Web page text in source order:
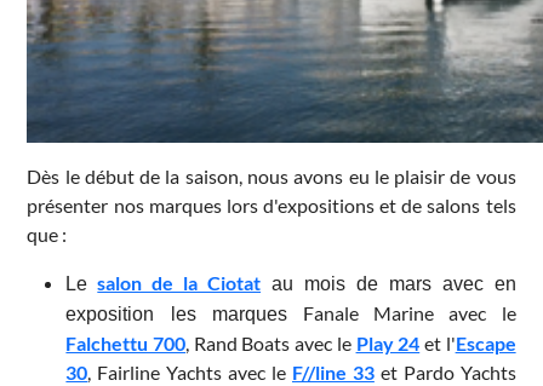
Dès le début de la saison, nous avons eu le plaisir de vous
présenter nos marques lors d'expositions et de salons tels
que :
Le salon de la Ciotat au mois de mars avec en
exposition les marques Fanale Marine avec le
Falchettu 700, Rand Boats avec le Play 24 et l'Escape
30, Fairline Yachts avec le F//line 33et Pardo Yachts